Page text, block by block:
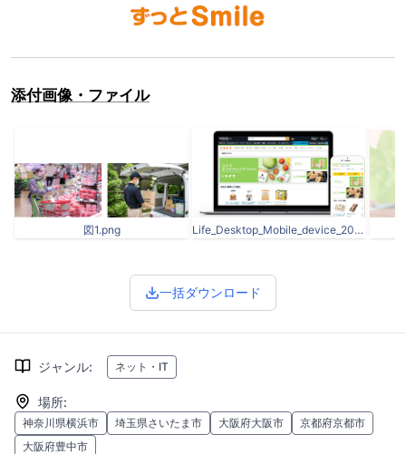
添付画像・ファイル
図1.png Life_Desktop_Mobile_device_20210929updated.png
一括ダウンロード
ジャンル: ネット・IT
場所:
神奈川県横浜市 埼玉県さいたま市 大阪府大阪市
京都府京都市
大阪府豊中市